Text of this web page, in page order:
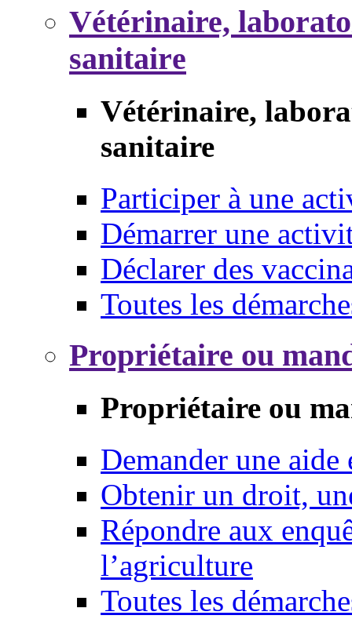
Vétérinaire,
sanitaire
Vétérinaire,
sanitaire
Participer à une
Démarrer une
Déclarer des
Toutes les
Propriétaire ou
Propriétaire ou
Demander une aide
Obtenir un droit,
Répondre aux
l’agriculture
Toutes les